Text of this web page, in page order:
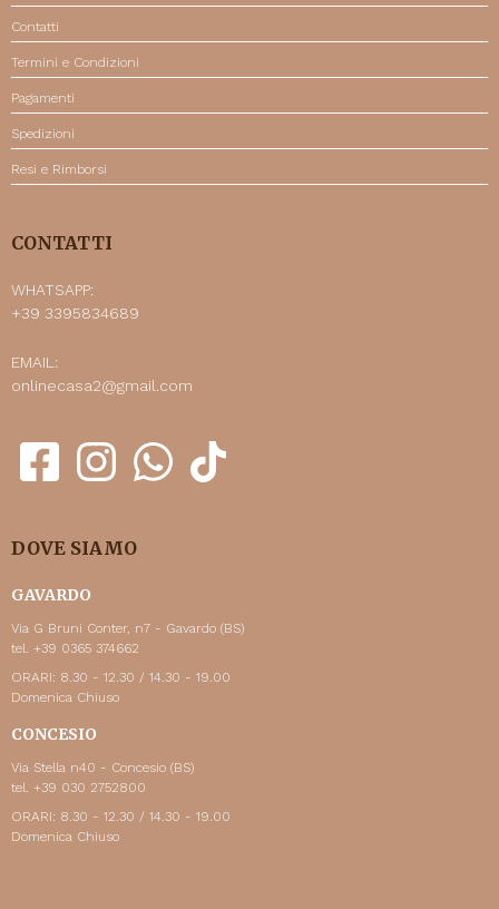
Contatti
Termini e Condizioni
Pagamenti
Spedizioni
Resi e Rimborsi
CONTATTI
WHATSAPP:
+39 3395834689
EMAIL:
onlinecasa2@gmail.com
DOVE SIAMO
GAVARDO
Via G Bruni Conter, n7 - Gavardo (BS)
tel. +39 0365 374662
ORARI: 8.30 - 12.30 / 14.30 - 19.00
Domenica Chiuso
CONCESIO
Via Stella n40 - Concesio (BS)
tel. +39 030 2752800
ORARI: 8.30 - 12.30 / 14.30 - 19.00
Domenica Chiuso